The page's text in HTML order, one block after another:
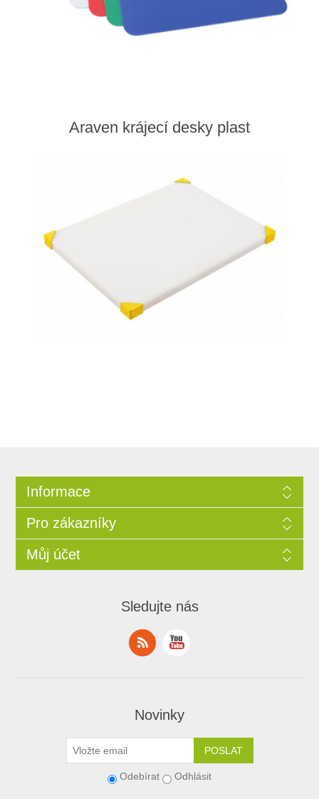
Araven krájecí desky plast
Informace
Pro zákazníky
Můj účet
Sledujte nás
Novinky
Odebírat Odhlásit